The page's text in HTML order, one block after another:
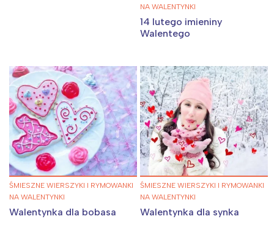
NA WALENTYNKI
14 lutego imieniny
Walentego
ŚMIESZNE WIERSZYKI I RYMOWANKI
NA WALENTYNKI
Walentynka dla bobasa
ŚMIESZNE WIERSZYKI I RYMOWANKI
NA WALENTYNKI
Walentynka dla synka